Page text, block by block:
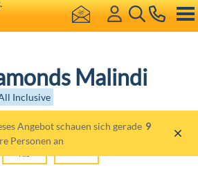
Malindi
Inclusive
Angebot schauen sich gerade 9
Personen an